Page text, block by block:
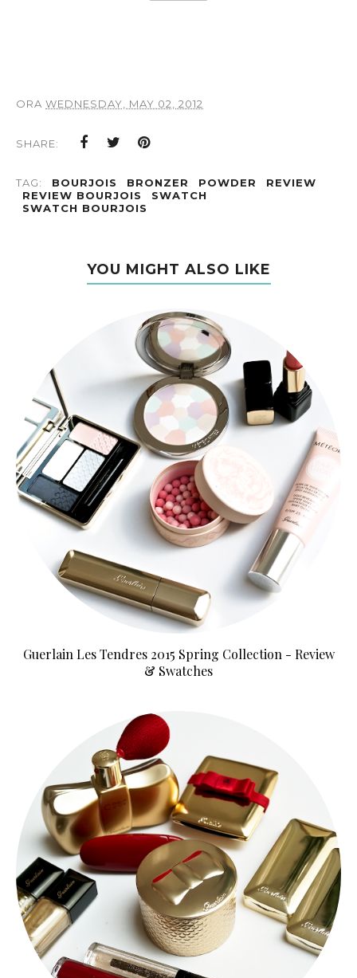
ORA WEDNESDAY, MAY 02, 2012
SHARE:
TAG: BOURJOIS BRONZER POWDER
REVIEW
REVIEW BOURJOIS
SWATCH
SWATCH BOURJOIS
YOU MIGHT ALSO LIKE
Guerlain Les Tendres 2015 Spring Collection - Review
& Swatches